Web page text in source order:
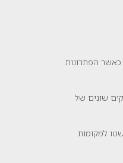
הפתרונות
שונים של
למקומות